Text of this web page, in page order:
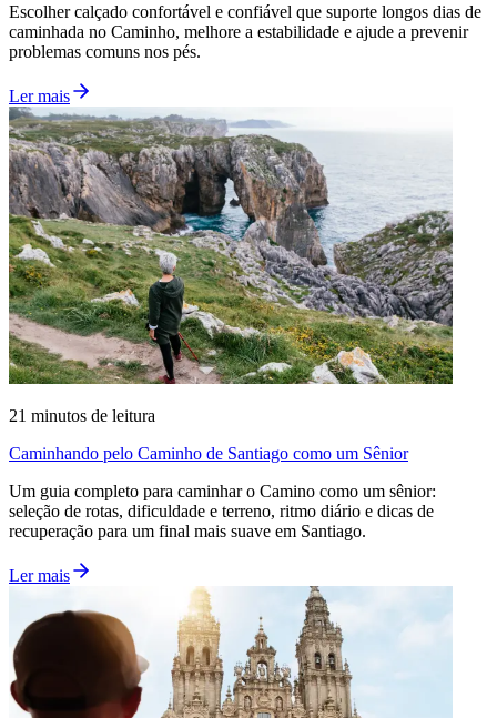
Escolher calçado confortável e confiável que suporte longos dias de
caminhada no Caminho, melhore a estabilidade e ajude a prevenir
problemas comuns nos pés.
Ler mais
21 minutos de leitura
Caminhando pelo Caminho de Santiago como um Sênior
Um guia completo para caminhar o Camino como um sênior:
seleção de rotas, dificuldade e terreno, ritmo diário e dicas de
recuperação para um final mais suave em Santiago.
Ler mais